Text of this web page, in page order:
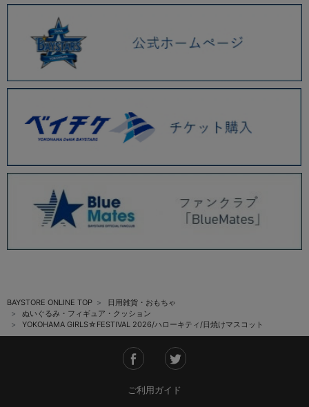
BAYSTORE ONLINE TOP
日用雑貨・おもちゃ
ぬいぐるみ・フィギュア・クッション
YOKOHAMA GIRLS☆FESTIVAL 2026/ハローキティ/日焼けマスコット
ご利用ガイド